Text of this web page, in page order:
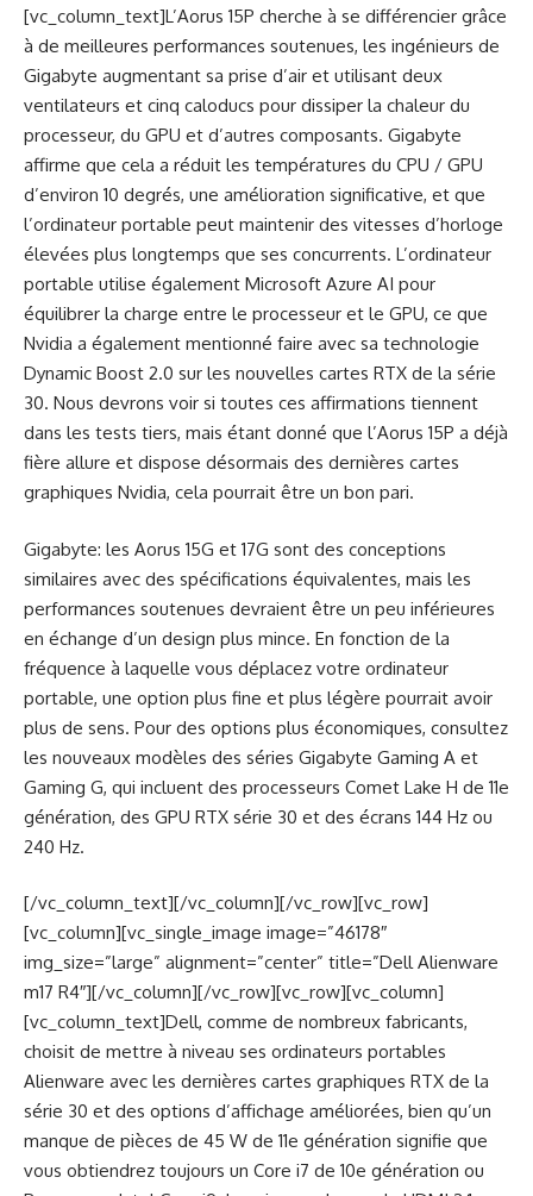
[vc_column_text]L’Aorus 15P cherche à se différencier grâce
à de meilleures performances soutenues, les ingénieurs de
Gigabyte augmentant sa prise d’air et utilisant deux
ventilateurs et cinq caloducs pour dissiper la chaleur du
processeur, du GPU et d’autres composants. Gigabyte
affirme que cela a réduit les températures du CPU / GPU
d’environ 10 degrés, une amélioration significative, et que
l’ordinateur portable peut maintenir des vitesses d’horloge
élevées plus longtemps que ses concurrents. L’ordinateur
portable utilise également Microsoft Azure AI pour
équilibrer la charge entre le processeur et le GPU, ce que
Nvidia a également mentionné faire avec sa technologie
Dynamic Boost 2.0 sur les nouvelles cartes RTX de la série
30. Nous devrons voir si toutes ces affirmations tiennent
dans les tests tiers, mais étant donné que l’Aorus 15P a déjà
fière allure et dispose désormais des dernières cartes
graphiques Nvidia, cela pourrait être un bon pari.
Gigabyte: les Aorus 15G et 17G sont des conceptions
similaires avec des spécifications équivalentes, mais les
performances soutenues devraient être un peu inférieures
en échange d’un design plus mince. En fonction de la
fréquence à laquelle vous déplacez votre ordinateur
portable, une option plus fine et plus légère pourrait avoir
plus de sens. Pour des options plus économiques, consultez
les nouveaux modèles des séries Gigabyte Gaming A et
Gaming G, qui incluent des processeurs Comet Lake H de 11e
génération, des GPU RTX série 30 et des écrans 144 Hz ou
240 Hz.
[/vc_column_text][/vc_column][/vc_row][vc_row]
[vc_column][vc_single_image image=”46178″
img_size=”large” alignment=”center” title=”Dell Alienware
m17 R4″][/vc_column][/vc_row][vc_row][vc_column]
[vc_column_text]Dell, comme de nombreux fabricants,
choisit de mettre à niveau ses ordinateurs portables
Alienware avec les dernières cartes graphiques RTX de la
série 30 et des options d’affichage améliorées, bien qu’un
manque de pièces de 45 W de 11e génération signifie que
vous obtiendrez toujours un Core i7 de 10e génération ou